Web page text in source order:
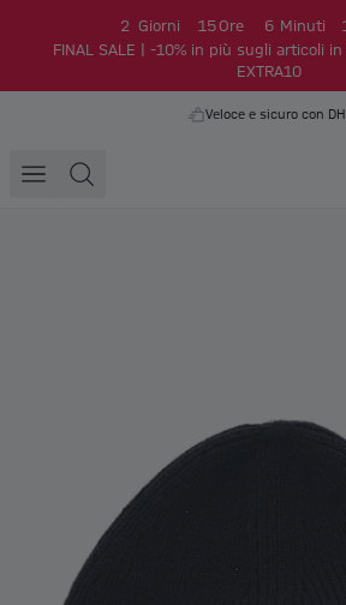
2 Giorni 15 Ore 6 Minuti
FINAL SALE | -10% in più sugli articoli
EXTRA10
Veloce e sicuro con